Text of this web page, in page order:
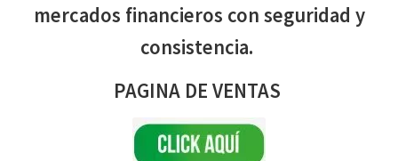
mercados financieros con seguridad y
consistencia.
PAGINA DE VENTAS